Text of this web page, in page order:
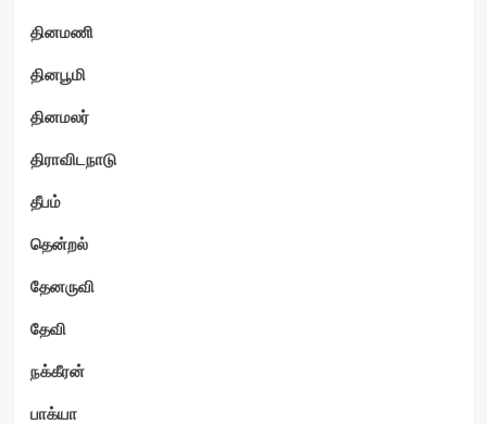
தினமணி
தினபூமி
தினமலர்
திராவிடநாடு
தீபம்
தென்றல்
தேனருவி
தேவி
நக்கீரன்
பாக்யா